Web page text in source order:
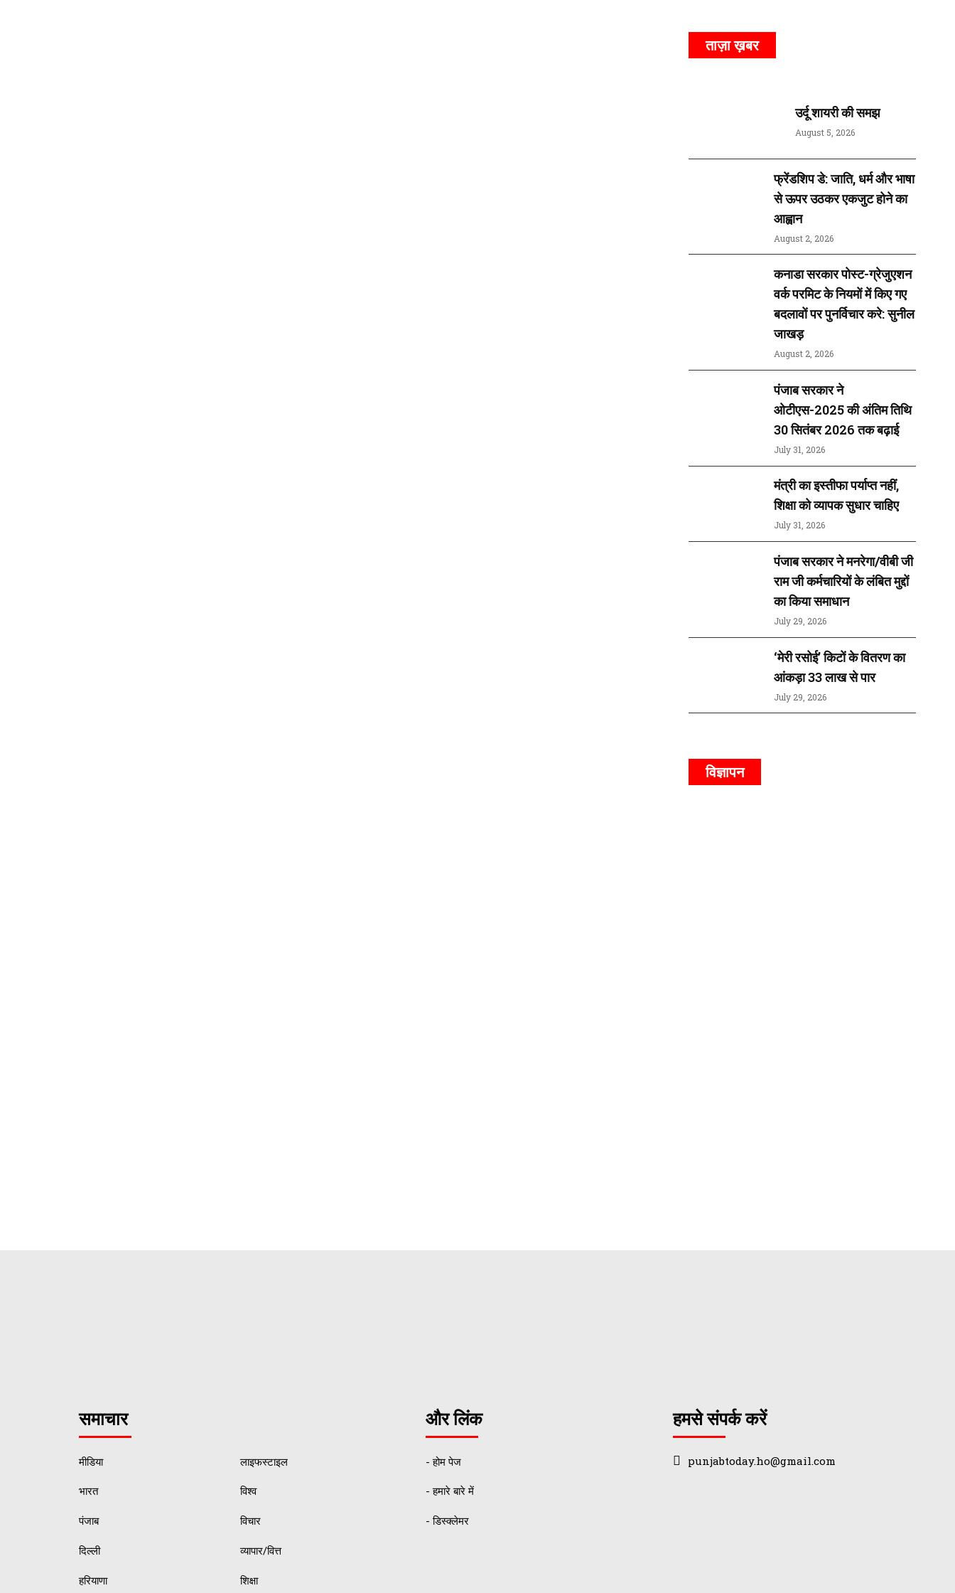
ताज़ा ख़बर
उर्दू शायरी की समझ
August 5, 2026
फ्रेंडशिप डे: जाति, धर्म और भाषा
से ऊपर उठकर एकजुट होने का
आह्वान
August 2, 2026
कनाडा सरकार पोस्ट-ग्रेजुएशन
वर्क परमिट के नियमों में किए गए
बदलावों पर पुनर्विचार करे: सुनील
जाखड़
August 2, 2026
पंजाब सरकार ने
ओटीएस-2025 की अंतिम तिथि
30 सितंबर 2026 तक बढ़ाई
July 31, 2026
मंत्री का इस्तीफा पर्याप्त नहीं,
शिक्षा को व्यापक सुधार चाहिए
July 31, 2026
पंजाब सरकार ने मनरेगा/वीबी जी
राम जी कर्मचारियों के लंबित मुद्दों
का किया समाधान
July 29, 2026
‘मेरी रसोई’ किटों के वितरण का
आंकड़ा 33 लाख से पार
July 29, 2026
विज्ञापन
समाचार
मीडिया
भारत
पंजाब
दिल्ली
हरियाणा
लाइफस्टाइल
विश्व
विचार
व्यापार/वित्त
शिक्षा
और लिंक
- होम पेज
- हमारे बारे में
- डिस्क्लेमर
हमसे संपर्क करें
punjabtoday.ho@gmail.com